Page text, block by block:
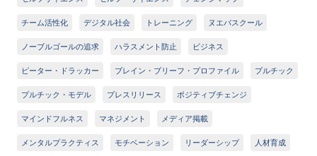
チーム活性化 デジタル社会 トレーニング ヌエバスクール
ノーブルゴールの追求 ハラスメント防止 ビジネス
ピーター・ドラッカー ブレイン・ブリーフ・プロファイル プルチック
プルチック・モデル プレスリリース ポジティブチェンジ
マインドフルネス マネジメント メディア掲載
メンタルプラクティス モチベーション リーダーシップ 人材育成